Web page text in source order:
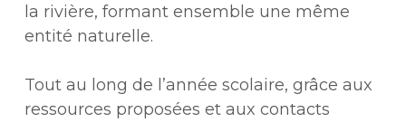
la rivière, formant ensemble une même
entité naturelle.
Tout au long de l’année scolaire, grâce aux
ressources proposées et aux contacts